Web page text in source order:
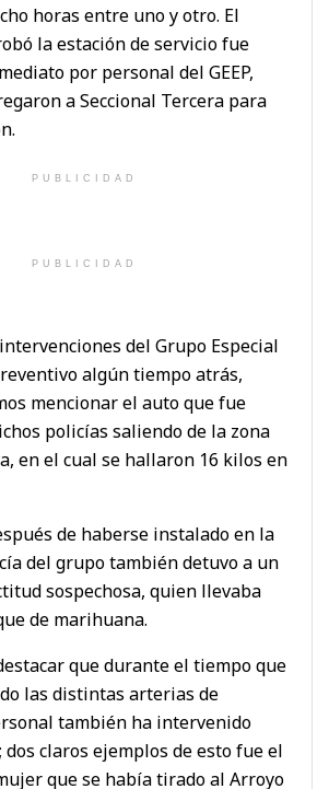
horas entre uno y otro. El
la estación de servicio fue
por personal del GEEP,
a Seccional Tercera para
PUBLICIDAD
PUBLICIDAD
del Grupo Especial
algún tiempo atrás,
mencionar el auto que fue
policías saliendo de la zona
en el cual se hallaron 16 kilos en
de haberse instalado en la
del grupo también detuvo a un
sospechosa, quien llevaba
de marihuana.
que durante el tiempo que
las distintas arterias de
también ha intervenido
dos claros ejemplos de esto fue el
que se había tirado al Arroyo